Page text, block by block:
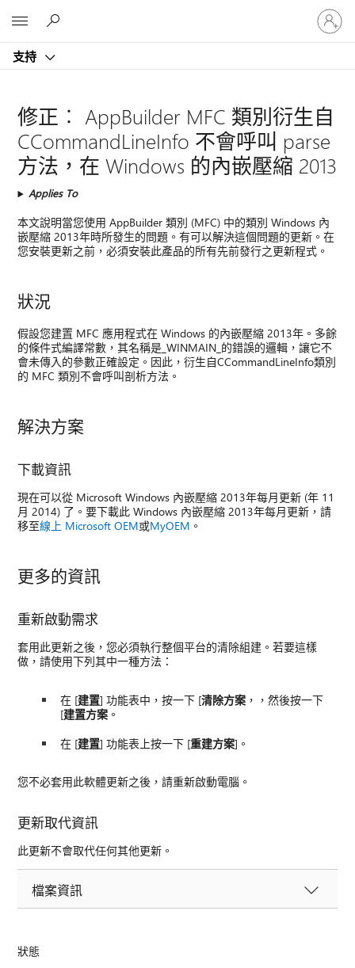
支持
登
入
您
修正︰ AppBuilder MFC 類別衍生自
CCommandLineInfo 不會呼叫 parse
方法，在 Windows 的內嵌壓縮 2013
Applies To
本文說明當您使用 AppBuilder 類別 (MFC) 中的類別 Windows 內
嵌壓縮 2013年時所發生的問題。有可以解決這個問題的更新。在
您安裝更新之前，必須安裝此產品的所有先前發行之更新程式。
狀況
假設您建置 MFC 應用程式在 Windows 的內嵌壓縮 2013年。多餘
的條件式編譯常數，其名稱是_WINMAIN_的錯誤的邏輯，讓它不
會未傳入的參數正確設定。因此，衍生自CCommandLineInfo類別
的 MFC 類別不會呼叫剖析方法。
解決方案
下載資訊
現在可以從 Microsoft Windows 內嵌壓縮 2013年每月更新 (年 11
月 2014) 了。要下載此 Windows 內嵌壓縮 2013年每月更新，請
移至線上 Microsoft OEM或MyOEM 。
更多的資訊
重新啟動需求
套用此更新之後，您必須執行整個平台的清除組建。若要這樣
做，請使用下列其中一種方法：
在 [建置] 功能表中，按一下 [清除方案 ，，然後按一下
[建置方案 。
在 [建置] 功能表上按一下 [重建方案]。
您不必套用此軟體更新之後，請重新啟動電腦。
更新取代資訊
此更新不會取代任何其他更新。
檔案資訊
狀態